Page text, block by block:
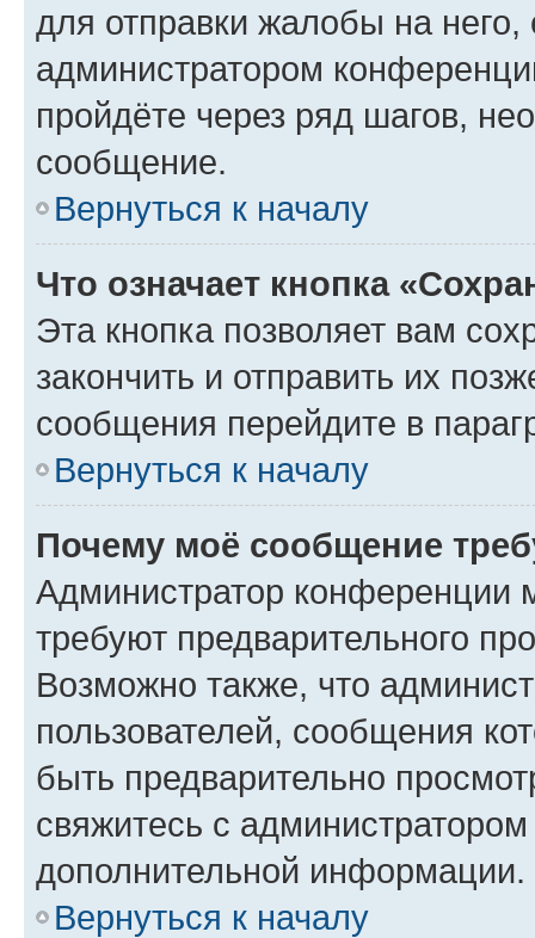
для отправки жалобы на
администратором
пройдёте через ряд шагов,
сообщение.
Вернуться к началу
Что означает кнопка
Эта кнопка позволяет вам
закончить и отправить их
сообщения перейдите в
Вернуться к началу
Почему моё сообщение
Администратор конференции
требуют предварительного
Возможно также, что
пользователей, сообщения
быть предварительно
свяжитесь с
дополнительной информации.
Вернуться к началу